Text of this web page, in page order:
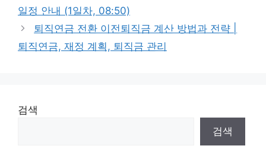
일정 안내 (1일차, 08:50)
퇴직연금 전환 이전퇴직금 계산 방법과 전략 |
퇴직연금, 재정 계획, 퇴직금 관리
검색
검색